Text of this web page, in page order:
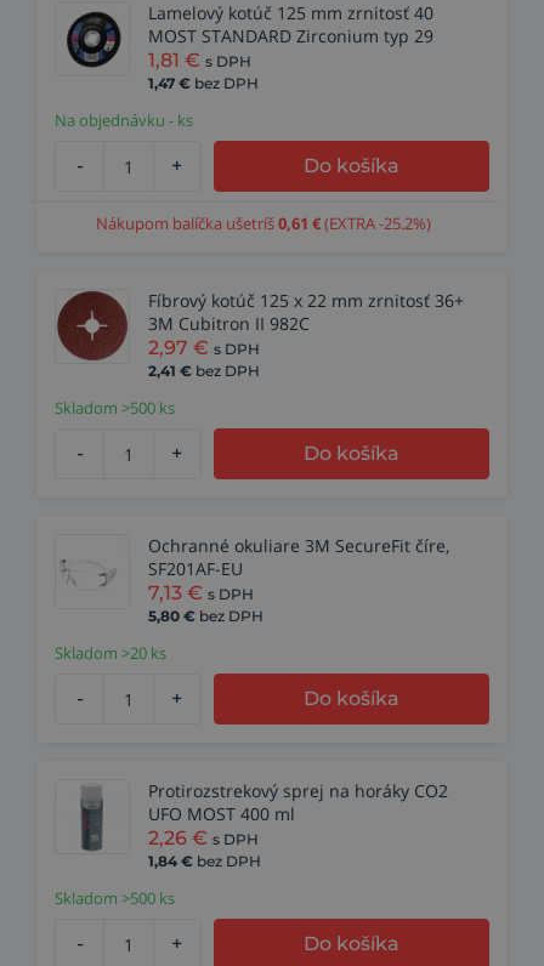
Lamelový kotúč 125 mm zrnitosť 40
MOST STANDARD Zirconium typ 29
1,81 € s DPH
1,47 € bez DPH
Na objednávku - ks
- + Do košíka
Nákupom balíčka ušetríš0,61 €(EXTRA -25.2%)
Fíbrový kotúč 125 x 22 mm zrnitosť 36+
3M Cubitron II 982C
2,97 € s DPH
2,41 € bez DPH
Skladom >500 ks
- + Do košíka
Ochranné okuliare 3M SecureFit číre,
SF201AF-EU
7,13 € s DPH
5,80 € bez DPH
Skladom >20 ks
- + Do košíka
Protirozstrekový sprej na horáky CO2
UFO MOST 400 ml
2,26 € s DPH
1,84 € bez DPH
Skladom >500 ks
- + Do košíka